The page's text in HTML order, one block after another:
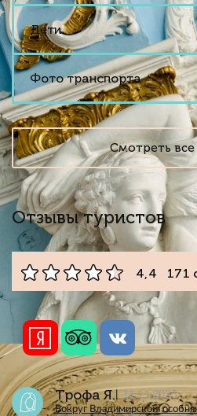
Дети
Фото транспорта
Смотреть
Отзывы туристов
4,4 171
Трофа Я. 11.11.2025
Вокруг Владимирской: